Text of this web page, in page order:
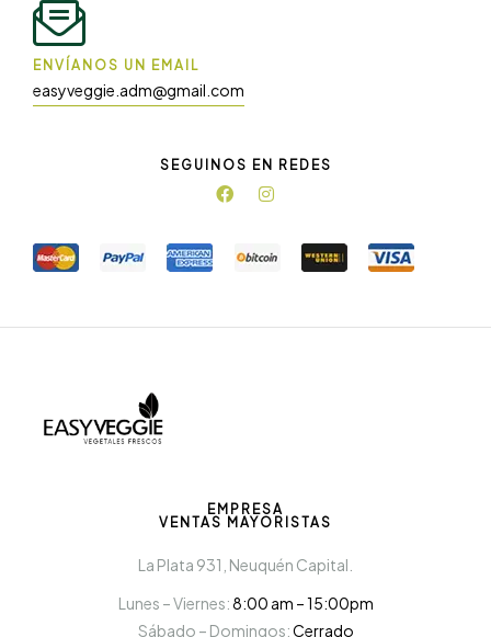
ENVÍANOS UN EMAIL
easyveggie.adm@gmail.com
SEGUINOS EN REDES
EMPRESA
VENTAS MAYORISTAS
La Plata 931, Neuquén Capital.
Lunes – Viernes:8:00 am – 15:00pm
Sábado – Domingos:Cerrado